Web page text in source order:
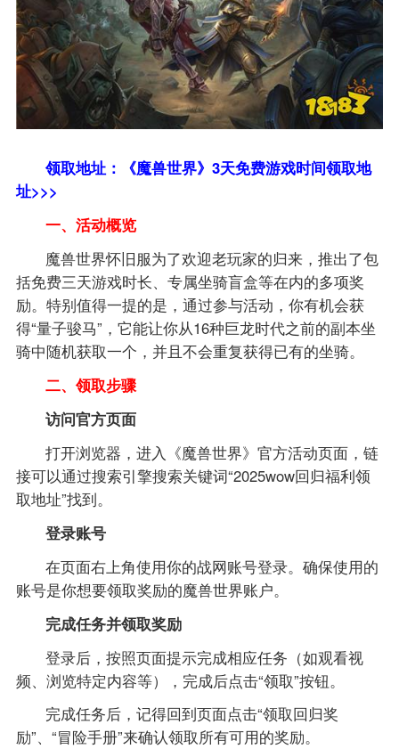
领取地址：《魔兽世界》3天免费游戏时间领取地
址>>>
一、活动概览
魔兽世界怀旧服为了欢迎老玩家的归来，推出了包
括免费三天游戏时长、专属坐骑盲盒等在内的多项奖
励。特别值得一提的是，通过参与活动，你有机会获
得“量子骏马”，它能让你从16种巨龙时代之前的副本坐
骑中随机获取一个，并且不会重复获得已有的坐骑。
二、领取步骤
访问官方页面
打开浏览器，进入《魔兽世界》官方活动页面，链
接可以通过搜索引擎搜索关键词“2025wow回归福利领
取地址”找到。
登录账号
在页面右上角使用你的战网账号登录。确保使用的
账号是你想要领取奖励的魔兽世界账户。
完成任务并领取奖励
登录后，按照页面提示完成相应任务（如观看视
频、浏览特定内容等），完成后点击“领取”按钮。
完成任务后，记得回到页面点击“领取回归奖
励”、“冒险手册”来确认领取所有可用的奖励。